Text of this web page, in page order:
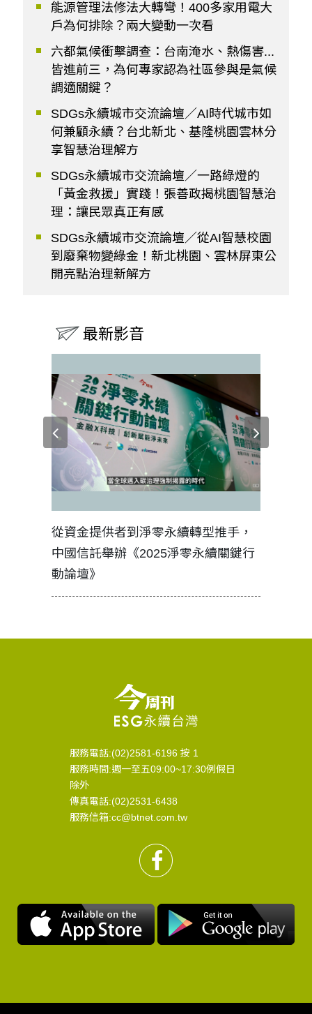
能源管理法修法大轉彎！400多家用電大
戶為何排除？兩大變動一次看
六都氣候衝擊調查：台南淹水、熱傷害...
皆進前三，為何專家認為社區參與是氣候
調適關鍵？
SDGs永續城市交流論壇／AI時代城市如
何兼顧永續？台北新北、基隆桃園雲林分
享智慧治理解方
SDGs永續城市交流論壇／一路綠燈的
「黃金救援」實踐！張善政揭桃園智慧治
理：讓民眾真正有感
SDGs永續城市交流論壇／從AI智慧校園
到廢棄物變綠金！新北桃園、雲林屏東公
開亮點治理新解方
最新影音
從資金提供者到淨零永續轉型推手，
中國信託舉辦《2025淨零永續關鍵行
動論壇》
服務電話:(02)2581-6196 按 1
服務時間:週一至五09:00~17:30例假日
除外
傳真電話:(02)2531-6438
服務信箱:cc@btnet.com.tw